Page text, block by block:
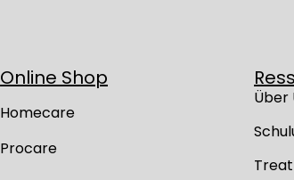
Online Shop
Homecare
Procare
Über